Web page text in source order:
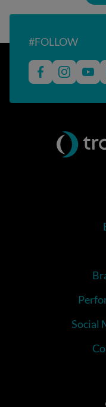
#FOLLOW
Social